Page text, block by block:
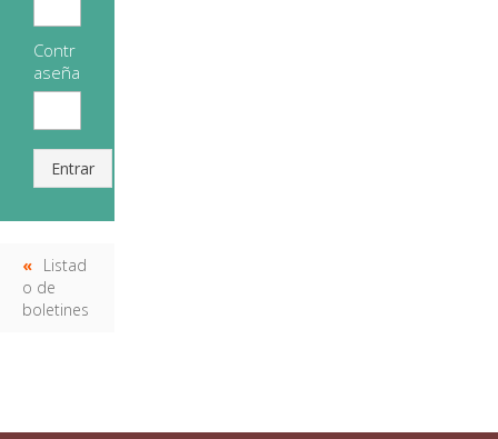
Contr
aseña
Entrar
Listad
o de
boletines